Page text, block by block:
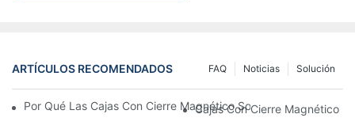
ARTÍCULOS RECOMENDADOS Solución
Noticias
FAQ
Por Qué Las Cajas Con Cierre Magnético Son La Mejor Opción
Cajas Con Cierre Magnético